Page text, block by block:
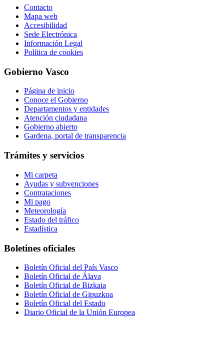
Contacto
Mapa web
Accesibilidad
Sede Electrónica
Información Legal
Política de cookies
Gobierno Vasco
Página de inicio
Conoce el Gobierno
Departamentos y entidades
Atención ciudadana
Gobierno abierto
Gardena, portal de transparencia
Trámites y servicios
Mi carpeta
Ayudas y subvenciones
Contrataciones
Mi pago
Meteorología
Estado del tráfico
Estadística
Boletines oficiales
Boletín Oficial del País Vasco
Boletín Oficial de Álava
Boletín Oficial de Bizkaia
Boletín Oficial de Gipuzkoa
Boletín Oficial del Estado
Diario Oficial de la Unión Europea